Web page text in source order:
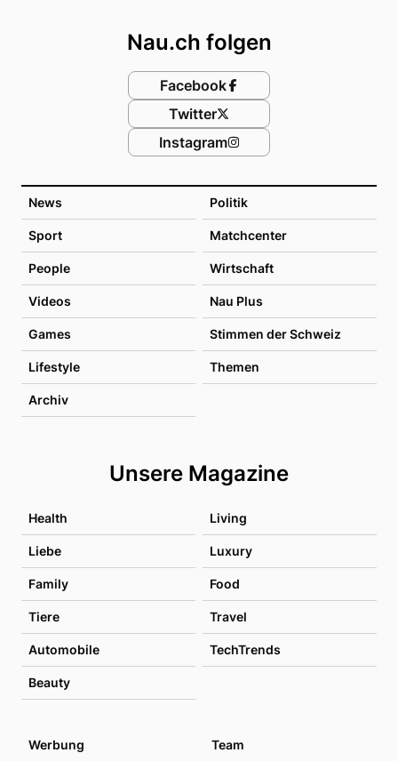
News Politik
Sport Matchcenter
People Wirtschaft
Videos Nau Plus
Games Stimmen der Schweiz
Lifestyle Themen
Archiv
Unsere Magazine
Health Living
Liebe Luxury
Family Food
Tiere Travel
Automobile TechTrends
Beauty
Nau.ch folgen
Facebook
Twitter
Instagram
Werbung Team